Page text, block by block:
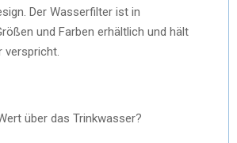
Der Wasserfilter ist in
und Farben erhältlich und hält
verspricht.
über das Trinkwasser?